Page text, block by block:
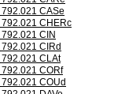
792.021 CASe
792.021 CHERc
792.021 CIN
792.021 CIRd
792.021 CLAt
792.021 CORf
792.021 COUd